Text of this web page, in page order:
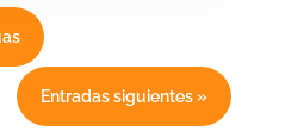
Entradas siguientes »